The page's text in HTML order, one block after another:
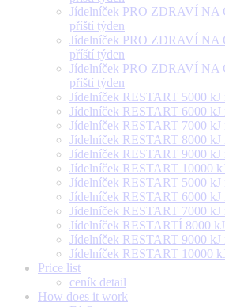
Jídelníček PRO ZDRAVÍ NA
příští týden
Jídelníček PRO ZDRAVÍ NA
příští týden
Jídelníček PRO ZDRAVÍ NA
příští týden
Jídelníček RESTART 5000 kJ
Jídelníček RESTART 6000 kJ
Jídelníček RESTART 7000 kJ
Jídelníček RESTART 8000 kJ
Jídelníček RESTART 9000 kJ
Jídelníček RESTART 10000
Jídelníček RESTART 5000 kJ
Jídelníček RESTART 6000 kJ
Jídelníček RESTART 7000 kJ
Jídelníček RESTARTÍ 8000
Jídelníček RESTART 9000 kJ
Jídelníček RESTART 10000
Price list
ceník detail
How does it work